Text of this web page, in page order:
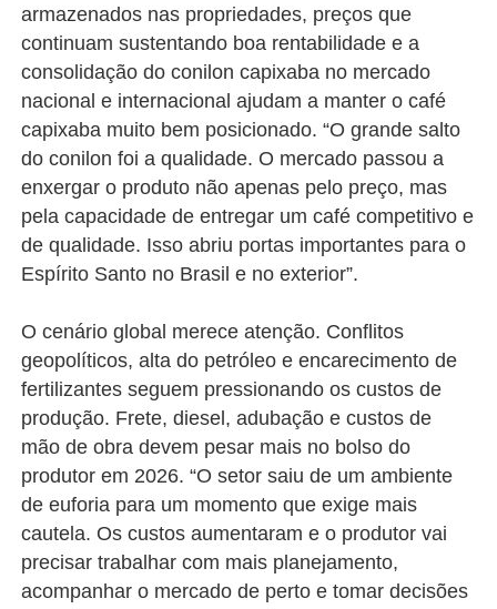
armazenados nas propriedades, preços que
continuam sustentando boa rentabilidade e a
consolidação do conilon capixaba no mercado
nacional e internacional ajudam a manter o café
capixaba muito bem posicionado. “O grande salto
do conilon foi a qualidade. O mercado passou a
enxergar o produto não apenas pelo preço, mas
pela capacidade de entregar um café competitivo e
de qualidade. Isso abriu portas importantes para o
Espírito Santo no Brasil e no exterior”.
O cenário global merece atenção. Conflitos
geopolíticos, alta do petróleo e encarecimento de
fertilizantes seguem pressionando os custos de
produção. Frete, diesel, adubação e custos de
mão de obra devem pesar mais no bolso do
produtor em 2026. “O setor saiu de um ambiente
de euforia para um momento que exige mais
cautela. Os custos aumentaram e o produtor vai
precisar trabalhar com mais planejamento,
acompanhar o mercado de perto e tomar decisões